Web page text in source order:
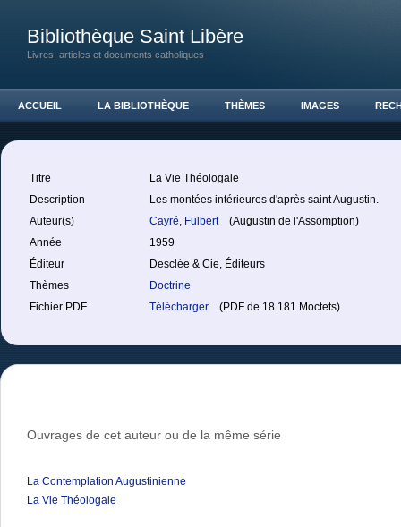
Bibliothèque Saint Libère
Livres, articles et documents catholiques
ACCUEIL LA BIBLIOTHÈQUE THÈMES IMAGES
Titre
La Vie Théologale
Description
Les montées intérieures d'après saint Augustin.
Auteur(s)
Cayré, Fulbert
(Augustin de l'Assomption)
Année
1959
Éditeur
Desclée & Cie, Éditeurs
Thèmes
Doctrine
Fichier PDF
Télécharger (PDF de 18.181 Moctets)
Ouvrages de cet auteur ou de la même série
La Contemplation Augustinienne
La Vie Théologale